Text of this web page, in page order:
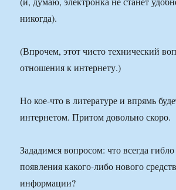
никогда).
(Впрочем, этот чисто технический
отношения к интернету.)
Но кое-что в литературе и впрямь
интернетом. Притом довольно скоро.
Зададимся вопросом: что всегда
появления какого-либо нового
информации?